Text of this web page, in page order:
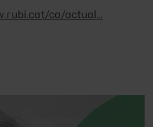
ca/actual...